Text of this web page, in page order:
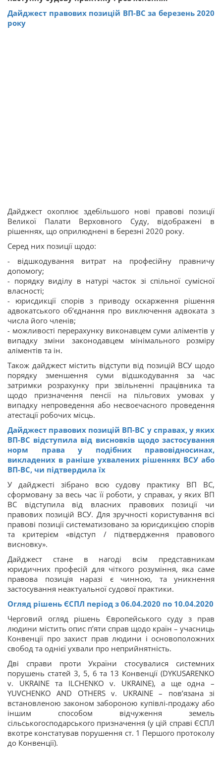
Дайджест правових позицій ВП-ВС за березень 2020
року
Дайджест охоплює здебільшого нові правові позиції
Великої Палати Верховного Суду, відображені в
рішеннях, що оприлюднені в березні 2020 року.
Серед них позиції щодо:
- відшкодування витрат на професійну правничу
допомогу;
- порядку виділу в натурі часток зі спільної сумісної
власності;
- юрисдикції спорів з приводу оскарження рішення
адвокатського об’єднання про виключення адвоката з
числа його членів;
- можливості перерахунку виконавцем суми аліментів у
випадку зміни законодавцем мінімального розміру
аліментів та ін.
Також дайджест містить відступи від позицій ВСУ щодо
порядку зменшення суми відшкодування за час
затримки розрахунку при звільненні працівника та
щодо призначення пенсії на пільгових умовах у
випадку непроведення або несвоєчасного проведення
атестації робочих місць.
Дайджест правових позицій ВП-ВС у справах, у яких
ВП-ВС відступила від висновків щодо застосування
норм права у подібних правовідносинах,
викладених в раніше ухвалених рішеннях ВСУ або
ВП-ВС, чи підтвердила їх
У дайджесті зібрано всю судову практику ВП ВС,
сформовану за весь час її роботи, у справах, у яких ВП
ВС відступила від власних правових позиції чи
правових позицій ВСУ. Для зручності користування всі
правові позиції систематизовано за юрисдикцією спорів
та критерієм «відступ / підтвердження правового
висновку».
Дайджест стане в нагоді всім представникам
юридичних професій для чіткого розуміння, яка саме
правова позиція наразі є чинною, та уникнення
застосування неактуальної судової практики.
Огляд рішень ЄСПЛ період з 06.04.2020 по 10.04.2020
Черговий огляд рішень Європейського суду з прав
людини містить опис п’яти справ щодо країн – учасниць
Конвенції про захист прав людини і основоположних
свобод та однієї ухвали про неприйнятність.
Дві справи проти України стосувалися системних
порушень статей 3, 5, 6 та 13 Конвенції (DYKUSARENKO
v. UKRAINE та ILCHENKO v. UKRAINE), а ще одна –
YUVCHENKO AND OTHERS v. UKRAINE – пов’язана зі
встановленою законом забороною купівлі-продажу або
іншим способом відчуження земель
сільськогосподарського призначення (у цій справі ЄСПЛ
вкотре констатував порушення ст. 1 Першого протоколу
до Конвенції).